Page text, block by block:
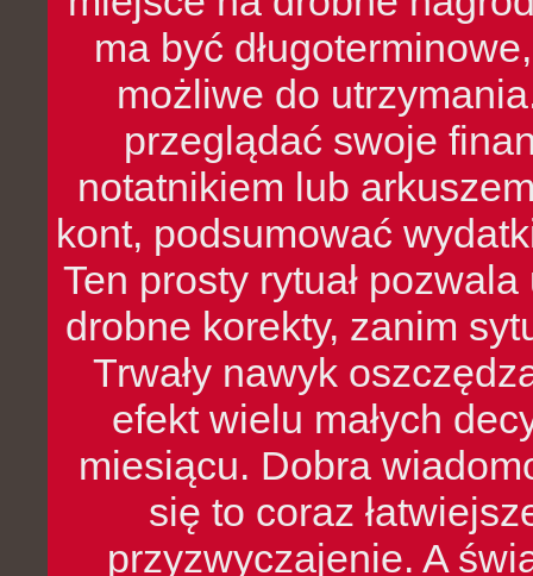
ma być
możliwe do
przeglądać swoje
notatnikiem lub
kont, podsumować
Ten prosty rytuał
drobne korekty, zanim
Trwały nawyk
efekt wielu małych
miesiącu. Dobra
się to coraz
przyzwyczajenie. A